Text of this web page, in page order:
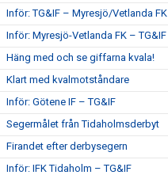
Inför: TG&IF – Myresjö/Vetlanda FK
Inför: Myresjö-Vetlanda FK – TG&IF
Häng med och se giffarna kvala!
Klart med kvalmotståndare
Inför: Götene IF – TG&IF
Segermålet från Tidaholmsderbyt
Firandet efter derbysegern
Inför: IFK Tidaholm – TG&IF